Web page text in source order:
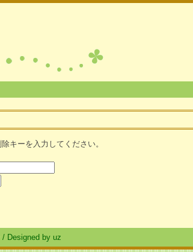
キーを入力してください。
/ Designed by uz